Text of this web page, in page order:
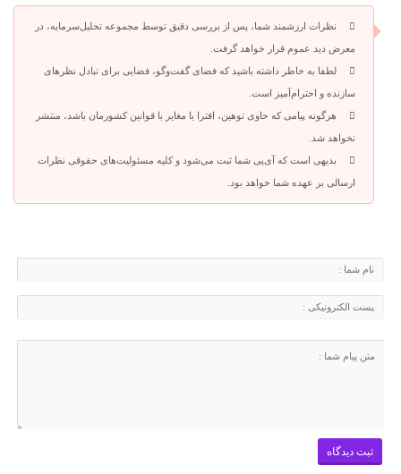
نظرات ارزشمند شما، پس از بررسی دقیق توسط مجموعه تحلیل‌سرمایه، در
معرض دید عموم قرار خواهد گرفت.
لطفا به خاطر داشته باشید که فضای گفت‌وگو، فضایی برای تبادل نظرهای
سازنده و احترام‌آمیز است.
هرگونه پیامی که حاوی توهین، افترا یا مغایر با قوانین کشورمان باشد، منتشر
نخواهد شد.
بدیهی است که آی‌پی شما ثبت می‌شود و کلیه مسئولیت‌های حقوقی نظرات
ارسالی بر عهده شما خواهد بود.